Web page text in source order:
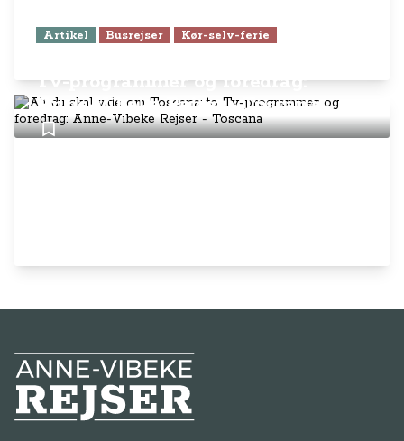
Artikel Busrejser Kør-selv-ferie
Tv-programmer og foredrag:
Anne-Vibeke Rejser - Toscana
Anne-Vibeke Rejser